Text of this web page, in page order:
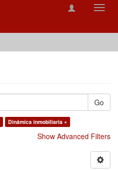
Go
Dinámica inmobiliaria ×
Show Advanced Filters